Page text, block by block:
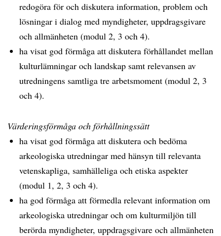
redogöra för och diskutera information, problem och
lösningar i dialog med myndigheter, uppdragsgivare
och allmänheten (modul 2, 3 och 4).
ha visat god förmåga att diskutera förhållandet mellan
kulturlämningar och landskap samt relevansen av
utredningens samtliga tre arbetsmoment (modul 2, 3
och 4).
Värderingsförmåga och förhållningssätt
ha visat god förmåga att diskutera och bedöma
arkeologiska utredningar med hänsyn till relevanta
vetenskapliga, samhälleliga och etiska aspekter
(modul 1, 2, 3 och 4).
ha god förmåga att förmedla relevant information om
arkeologiska utredningar och om kulturmiljön till
berörda myndigheter, uppdragsgivare och allmänheten